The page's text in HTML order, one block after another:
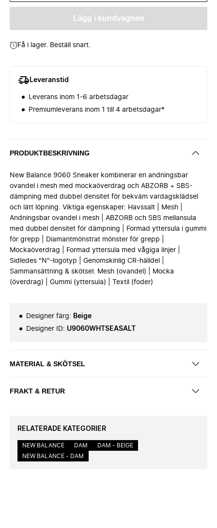
Lägg i kundvagnen
Få i lager. Beställ snart.
Leveranstid
Leverans inom 1-6 arbetsdagar
Premiumleverans inom 1 till 4 arbetsdagar*
PRODUKTBESKRIVNING
New Balance 9060 Sneaker kombinerar en andningsbar
ovandel i mesh med mockaöverdrag och ABZORB + SBS-
dämpning med dubbel densitet för bekväm vardagsklädsel
och lätt löpning. Viktiga egenskaper: Havssalt | Mesh |
Andningsbar ovandel i mesh | ABZORB och SBS mellansula
med dubbel densitet för dämpning | Formad yttersula i gummi
för grepp | Diamantmönstrat mönster för grepp |
Mockaöverdrag | Formad yttersula med vågiga linjer |
Sidledes "N"-logotyp | Genomskinlig CR-hälldel |
Sammansättning & skötsel: Mesh (ovandel) | Mocka
(överdrag) | Gummi (yttersula) | Textil (foder)
Designer färg: Beige
Designer ID: U9060WHTSEASALT
MATERIAL & SKÖTSEL
FRAKT & RETUR
RELATERADE KATEGORIER
NEW BALANCE DAM
DAM - BEIGE
NEW BALANCE - DAM